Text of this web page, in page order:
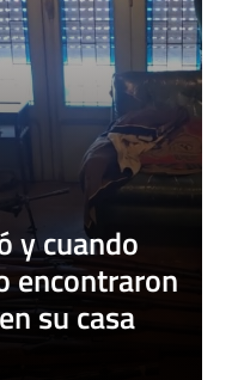
y cuando
encontraron
su casa